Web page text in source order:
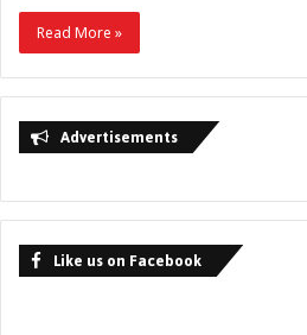
Read More »
Advertisements
Like us on Facebook